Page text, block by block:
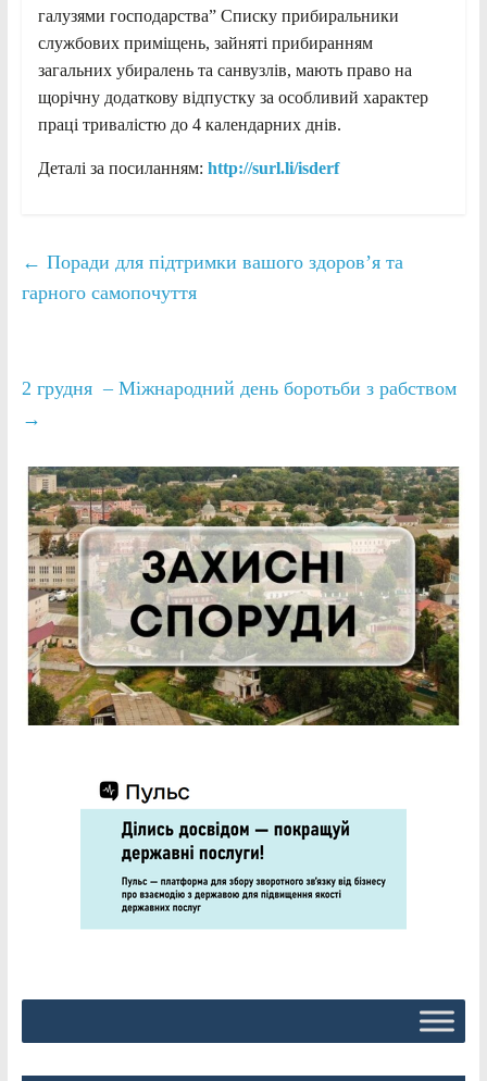
галузями господарства” Списку прибиральники
службових приміщень, зайняті прибиранням
загальних убиралень та санвузлів, мають право на
щорічну додаткову відпустку за особливий характер
праці тривалістю до 4 календарних днів.
Деталі за посиланням: http://surl.li/isderf
← Поради для підтримки вашого здоров’я та
гарного самопочуття
2 грудня – Міжнародний день боротьби з рабством
→